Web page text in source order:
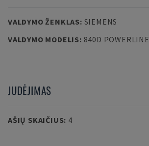
VALDYMO ŽENKLAS: SIEMENS
VALDYMO MODELIS: 840D POWERLINE
JUDĖJIMAS
AŠIŲ SKAIČIUS: 4